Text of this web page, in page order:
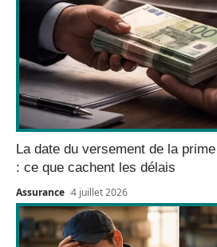
La date du versement de la
: ce que cachent les délais
Assurance 4 juillet 2026